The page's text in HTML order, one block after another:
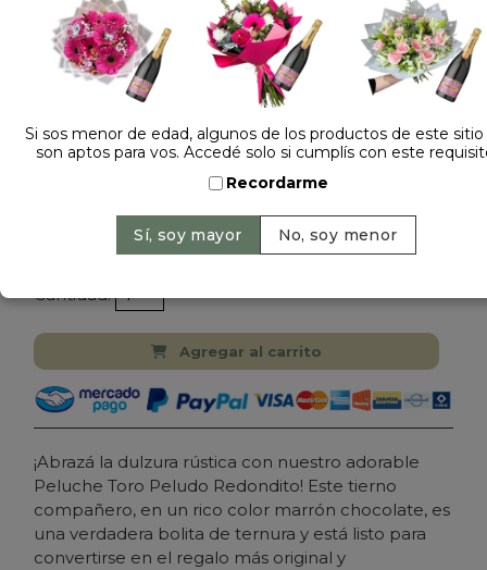
Dejá tu opinión
PELUCHE ANIMAL TORO
Precio: $ 16.900-
Cantidad:
Agregar al carrito
¡Abrazá la dulzura rústica con nuestro adorable
Peluche Toro Peludo Redondito! Este tierno
compañero, en un rico color marrón chocolate, es
una verdadera bolita de ternura y está listo para
convertirse en el regalo más original y
Si sos menor de edad, algunos de los productos de este
son aptos para vos. Accedé solo si cumplís con este
Recordarme